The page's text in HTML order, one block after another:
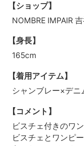
【ショップ】
NOMBRE IMPAIR
【身長】
165cm
【着用アイテム】
シャンブレー×デ
【コメント】
ビスチェ付きのワン
ビスチェとワンピ